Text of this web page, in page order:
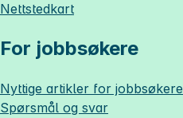
Nettstedkart
For jobbsøkere
Nyttige artikler for jobbsøkere
Spørsmål og svar